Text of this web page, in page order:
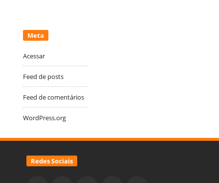
Meta
Acessar
Feed de posts
Feed de comentários
WordPress.org
Redes Sociais